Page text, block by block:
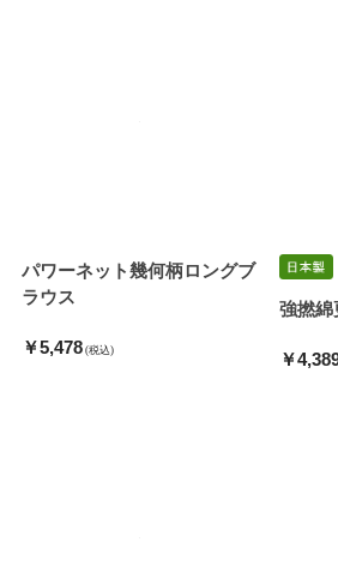
パワーネット幾何柄ロングブ
ラウス
￥5,478 (税込)
強撚綿
￥